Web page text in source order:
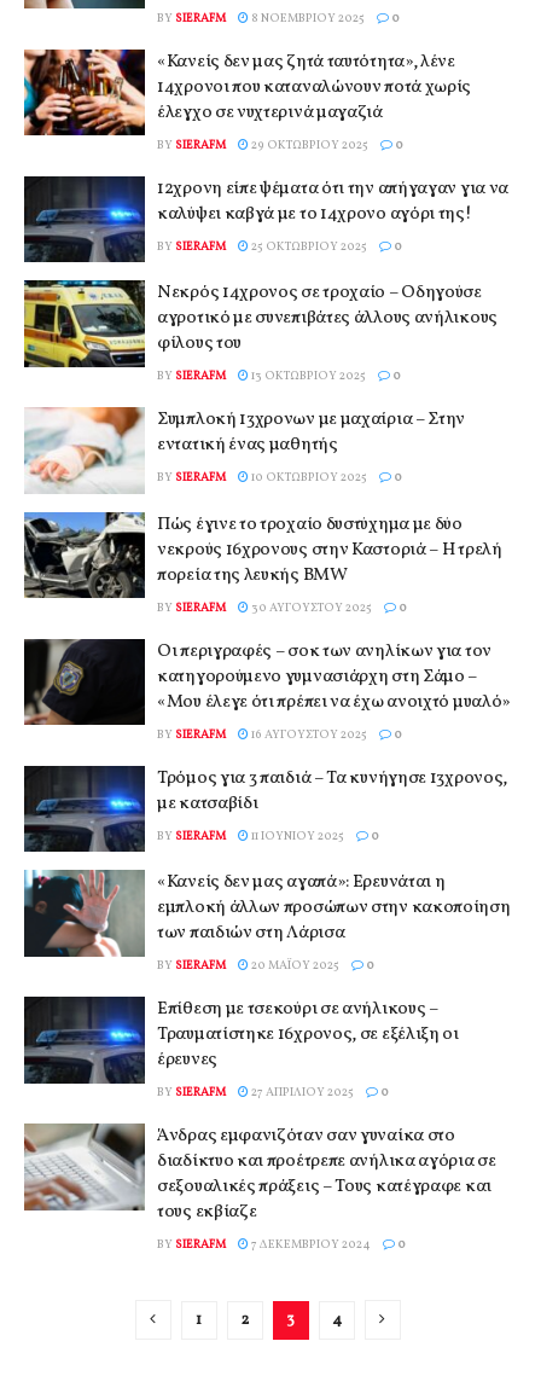
BY SIERAFM 8 ΝΟΕΜΒΡΊΟΥ 2025 0
«Κανείς δεν μας ζητά ταυτότητα», λένε
14χρονοι που καταναλώνουν ποτά χωρίς
έλεγχο σε νυχτερινά μαγαζιά
BY SIERAFM 29 ΟΚΤΩΒΡΊΟΥ 2025 0
12χρονη είπε ψέματα ότι την απήγαγαν για να
καλύψει καβγά με το 14χρονο αγόρι της!
BY SIERAFM 25 ΟΚΤΩΒΡΊΟΥ 2025 0
Νεκρός 14χρονος σε τροχαίο – Οδηγούσε
αγροτικό με συνεπιβάτες άλλους ανήλικους
φίλους του
BY SIERAFM 13 ΟΚΤΩΒΡΊΟΥ 2025 0
Συμπλοκή 13χρονων με μαχαίρια – Στην
εντατική ένας μαθητής
BY SIERAFM 10 ΟΚΤΩΒΡΊΟΥ 2025 0
Πώς έγινε το τροχαίο δυστύχημα με δύο
νεκρούς 16χρονους στην Καστοριά – Η τρελή
πορεία της λευκής BMW
BY SIERAFM 30 ΑΥΓΟΎΣΤΟΥ 2025 0
Οι περιγραφές – σοκ των ανηλίκων για τον
κατηγορούμενο γυμνασιάρχη στη Σάμο –
«Μου έλεγε ότι πρέπει να έχω ανοιχτό μυαλό»
BY SIERAFM 16 ΑΥΓΟΎΣΤΟΥ 2025 0
Τρόμος για 3 παιδιά – Τα κυνήγησε 13χρονος,
με κατσαβίδι
BY SIERAFM 11 ΙΟΥΝΊΟΥ 2025 0
«Κανείς δεν μας αγαπά»: Ερευνάται η
εμπλοκή άλλων προσώπων στην κακοποίηση
των παιδιών στη Λάρισα
BY SIERAFM 20 ΜΑΪ́ΟΥ 2025 0
Επίθεση με τσεκούρι σε ανήλικους –
Τραυματίστηκε 16χρονος, σε εξέλιξη οι
έρευνες
BY SIERAFM 27 ΑΠΡΙΛΊΟΥ 2025 0
Άνδρας εμφανιζόταν σαν γυναίκα στο
διαδίκτυο και προέτρεπε ανήλικα αγόρια σε
σεξουαλικές πράξεις – Τους κατέγραφε και
τους εκβίαζε
BY SIERAFM 7 ΔΕΚΕΜΒΡΊΟΥ 2024 0
1 2 3 4